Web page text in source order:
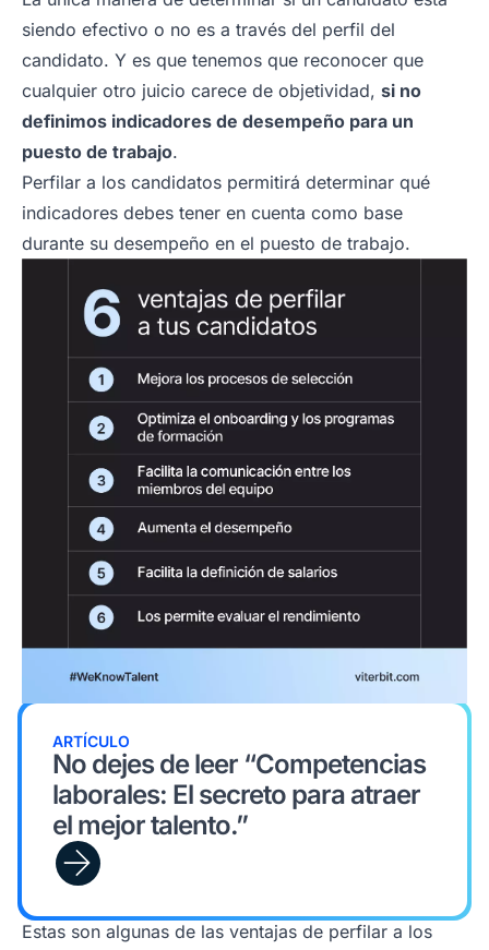
siendo efectivo o no es a través del perfil del
candidato. Y es que tenemos que reconocer que
cualquier otro juicio carece de objetividad, si no
definimos indicadores de desempeño para un
puesto de trabajo.
Perfilar a los candidatos permitirá determinar qué
indicadores debes tener en cuenta como base
durante su desempeño en el puesto de trabajo.
ARTÍCULO
No dejes de leer “Competencias
laborales: El secreto para atraer
el mejor talento.”
Estas son algunas de las ventajas de perfilar a los